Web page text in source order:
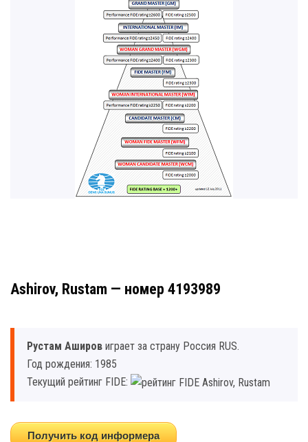
Ashirov, Rustam — номер 4193989
Рустам Аширов играет за страну Россия RUS.
Год рождения: 1985
Текущий рейтинг FIDE:
Получить код информера